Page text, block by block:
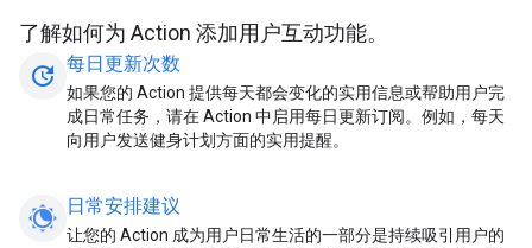
了解如何为 Action 添加用户互动功能。
update 每日更新次数
如果您的 Action 提供每天都会变化的实用信息或帮助用户完
成日常任务，请在 Action 中启用每日更新订阅。例如，每天
向用户发送健身计划方面的实用提醒。
日常安排建议
让您的 Action 成为用户日常生活的一部分是持续吸引用户的